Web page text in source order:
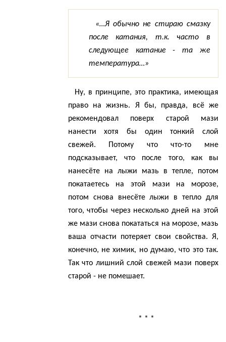
«…Я обычно не стираю смазку
после катания, т.к. часто в
следующее катание - та же
температура…»
Ну, в принципе, это практика, имеющая
право на жизнь. Я бы, правда, всё же
рекомендовал поверх старой мази
нанести хотя бы один тонкий слой
свежей. Потому что что-то мне
подсказывает, что после того, как вы
нанесёте на лыжи мазь в тепле, потом
покатаетесь на этой мази на морозе,
потом снова внесёте лыжи в тепло для
того, чтобы через несколько дней на этой
же мази снова покататься на морозе, мазь
ваша отчасти потеряет свои свойства. Я,
конечно, не химик, но думаю, что это так.
Так что лишний слой свежей мази поверх
старой - не помешает.
* * *